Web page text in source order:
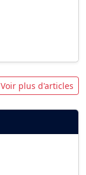
Voir plus d'articles